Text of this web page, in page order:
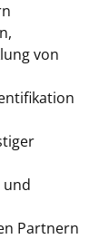
von
und
Partnern